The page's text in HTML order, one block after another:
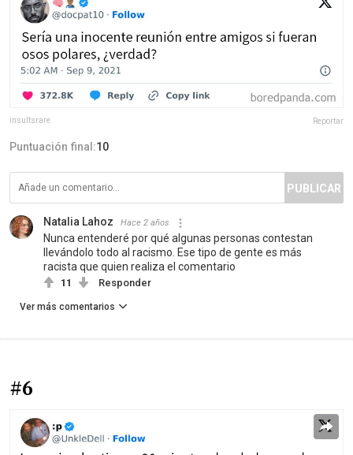
insultsrare Reportar
Puntuación final:10
PUBLICAR
Natalia Lahoz Hace 2 años
Nunca entenderé por qué algunas personas contestan
llevándolo todo al racismo. Ese tipo de gente es más
racista que quien realiza el comentario
11 Responder
Ver más comentarios
#6